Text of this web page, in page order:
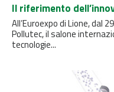
Il riferimento
All’Euroexpo di Lione, dal
Pollutec, il salone
tecnologie...